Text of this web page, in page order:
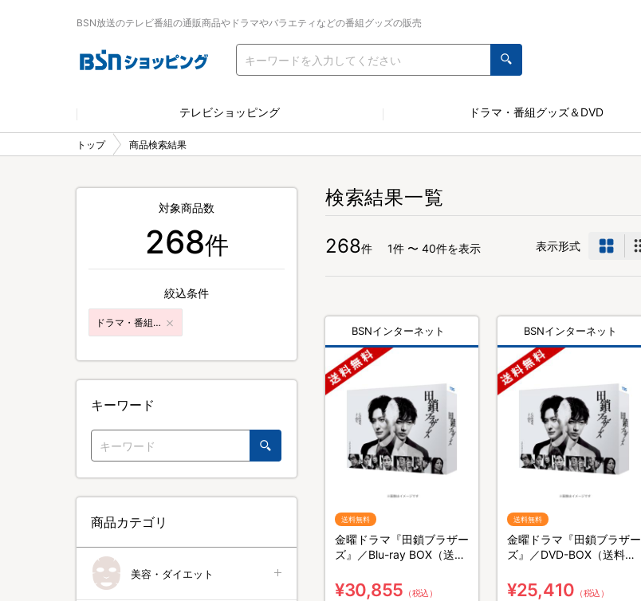
BSN放送のテレビ番組の通販商品やドラマやバラエティなどの番組グッズの販売
テレビショッピング ドラマ・番組グッズ＆DVD
トップ 商品検索結果
検索結果一覧
268件 1件 〜 40件を表示 表示形式
BSNインターネット
送料無料
金曜ドラマ『田鎖ブラザー
ズ』／Blu-ray BOX（送料
¥30,855 （税込）
BSNインターネット
送料無料
金曜ドラマ『田鎖ブラザー
ズ』／DVD-BOX（送料無
¥25,410 （税込）
対象商品数
268件
絞込条件
ドラマ・番組グッズ&DVD
キーワード
商品カテゴリ
美容・ダイエット